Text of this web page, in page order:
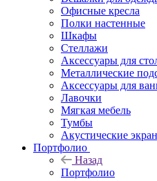
Офисные кресла
Полки настенные
Шкафы
Стеллажи
Аксессуары для
Металлические
Аксессуары для
Лавочки
Мягкая мебель
Тумбы
Акустические
Портфолио
Назад
Портфолио